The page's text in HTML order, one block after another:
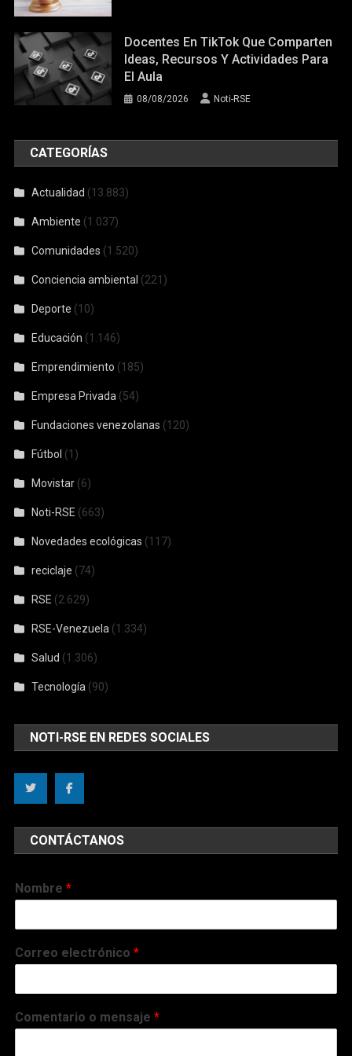
Docentes En TikTok Que Comparten
Ideas, Recursos Y Actividades Para
El Aula
08/08/2026 Noti-RSE
CATEGORÍAS
Actualidad (13.883)
Ambiente (1.037)
Comunidades (1.520)
Conciencia ambiental (221)
Deporte (10)
Educación (1.146)
Emprendimiento (185)
Empresa Privada (54)
Fundaciones venezolanas (120)
Fútbol (1)
Movistar (6)
Noti-RSE (663)
Novedades ecológicas (117)
reciclaje (74)
RSE (2.629)
RSE-Venezuela (1.334)
Salud (1.306)
Tecnología (90)
NOTI-RSE EN REDES SOCIALES
CONTÁCTANOS
Nombre*
Correo electrónico*
Comentario o mensaje*